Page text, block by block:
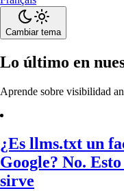
Cambiar tema
Lo último en
Aprende sobre visibilidad
¿Es llms.txt un
Google? No.
sirve